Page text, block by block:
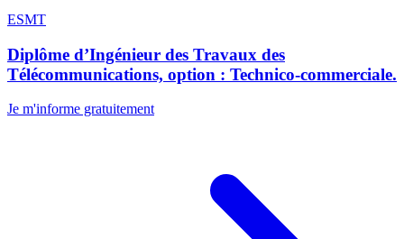
ESMT
Diplôme d’Ingénieur des Travaux des
Télécommunications, option : Technico-commerciale.
Je m'informe gratuitement